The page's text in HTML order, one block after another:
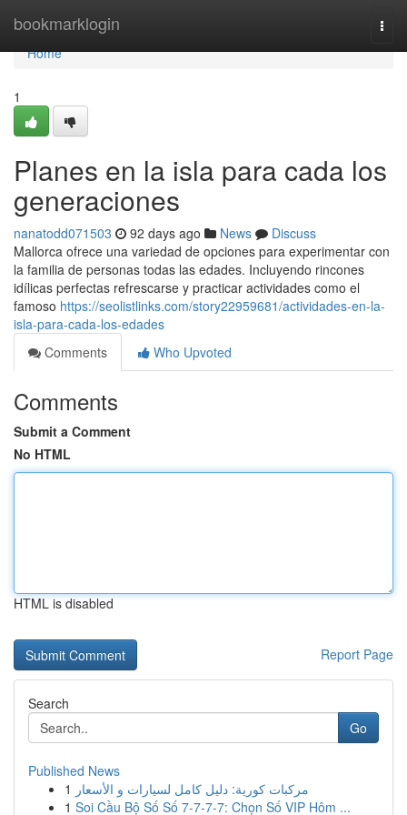
bookmarklogin
Home
Home
1
Planes en la isla para cada los
generaciones
nanatodd071503 92 days ago News
Discuss
Mallorca ofrece una variedad de opciones para experimentar con
la familia de personas todas las edades. Incluyendo rincones
idílicas perfectas refrescarse y practicar actividades como el
famoso https://seolistlinks.com/story22959681/actividades-en-la-
isla-para-cada-los-edades
Comments
Who Upvoted
Comments
Submit a Comment
No HTML
HTML is disabled
Report Page
Search
Go
Published News
1 مركبات كورية: دليل كامل لسيارات و الأسعار
1 Soi Cầu Bộ Số Số 7-7-7-7: Chọn Số VIP Hôm ...